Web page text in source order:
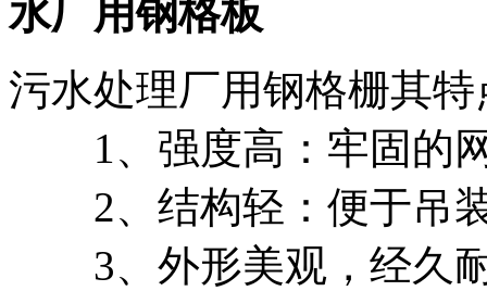
水厂用钢格板
污水处理厂用钢格栅其特
1、强度高：牢固的网
2、结构轻：便于吊
3、外形美观，经久耐